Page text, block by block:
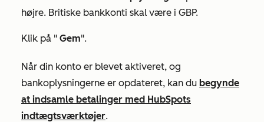
højre. Britiske bankkonti skal være i GBP.
Klik på " Gem".
Når din konto er blevet aktiveret, og
bankoplysningerne er opdateret, kan du begynde
at indsamle betalinger med HubSpots
indtægtsværktøjer.